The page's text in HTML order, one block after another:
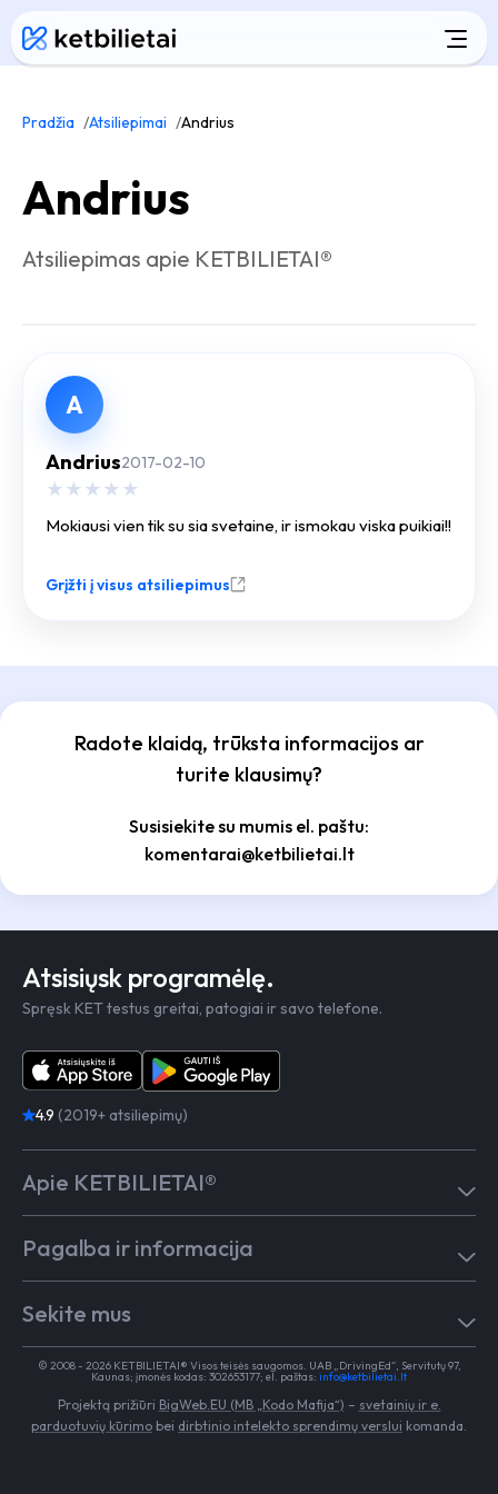
Pradžia Atsiliepimai Andrius
Andrius
Atsiliepimas apie KETBILIETAI®
A
Andrius2017-02-10
★ ★ ★ ★ ★
Mokiausi vien tik su sia svetaine, ir ismokau viska puikiai!!
Grįžti į visus atsiliepimus
Radote klaidą, trūksta informacijos ar
turite klausimų?
Susisiekite su mumis el. paštu:
komentarai@ketbilietai.lt
Atsisiųsk programėlę.
Spręsk KET testus greitai, patogiai ir savo telefone.
4.9 (2019+ atsiliepimų)
Apie KETBILIETAI®
Kaip mokytis
Testai
Test in English
Kontaktai
Vairavimo mokykloms
Apie KETBILIETAI®
Pagalba ir informacija
Dažniausiai užduodami klausimai
Egzaminai Regitroje
Medicininė pažyma
Naujienos
Sekite mus
TikTok
Facebook
Instagram
© 2008 - 2026 KETBILIETAI® Visos teisės saugomos. UAB „DrivingEd“, Servitutų 97,
Kaunas; įmonės kodas: 302653177; el. paštas: info@ketbilietai.lt
Projektą prižiūri BigWeb.EU (MB „Kodo Mafija“) – svetainių ir e.
parduotuvių kūrimo bei dirbtinio intelekto sprendimų verslui komanda.